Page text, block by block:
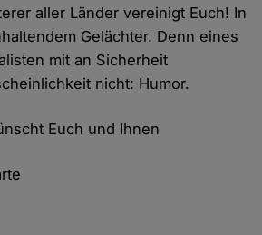
aller Länder vereinigt Euch! In
Gelächter. Denn eines
mit an Sicherheit
nicht: Humor.
Euch und Ihnen